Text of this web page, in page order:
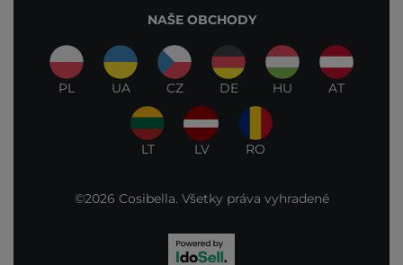
NAŠE OBCHODY
PL UA CZ DE HU AT
LT LV RO
©2026 Cosibella. Všetky práva vyhradené